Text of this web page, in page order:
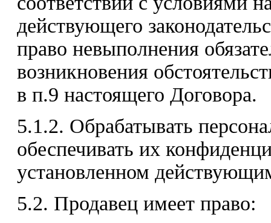
действующего
право невыполнения
возникновения
в п.9 настоящего Договора.
5.1.2. Обрабатывать
обеспечивать их
установленном
5.2. Продавец имеет право: